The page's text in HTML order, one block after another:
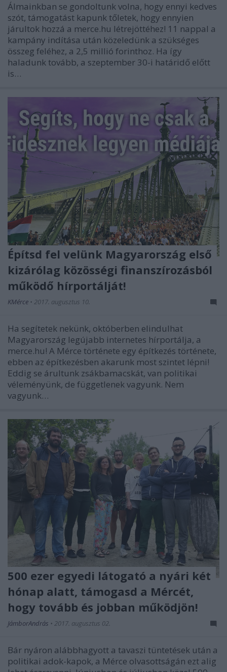
Álmainkban se gondoltunk volna, hogy ennyi kedves
szót, támogatást kapunk tőletek, hogy ennyien
járultok hozzá a merce.hu létrejöttéhez! 11 nappal a
kampány indítása után közeledünk a szükséges
összeg feléhez, a 2,5 millió forinthoz. Ha így
haladunk tovább, a szeptember 30-i határidő előtt
is…
Építsd fel velünk Magyarország első
kizárólag közösségi finanszírozásból
működő hírportálját!
KMérce • 2017. augusztus 10.
Ha segítetek nekünk, októberben elindulhat
Magyarország legújabb internetes hírportálja, a
merce.hu! A Mérce története egy építkezés története,
ebben az építkezésben akarunk most szintet lépni!
Eddig se árultunk zsákbamacskát, van politikai
véleményünk, de függetlenek vagyunk. Nem
vagyunk…
500 ezer egyedi látogató a nyári két
hónap alatt, támogasd a Mércét,
hogy tovább és jobban működjön!
JámborAndrás • 2017. augusztus 02.
Bár nyáron alábbhagyott a tavaszi tüntetések után a
politikai adok-kapok, a Mérce olvasottságán ezt alig